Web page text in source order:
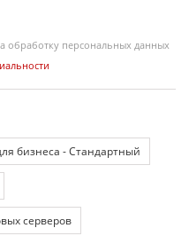
обработку персональных данных
бизнеса - Стандартный
серверов